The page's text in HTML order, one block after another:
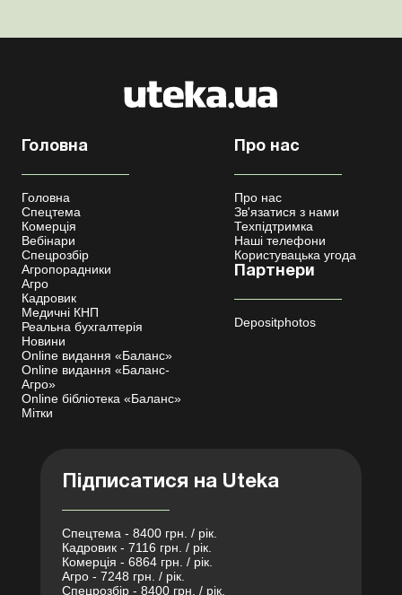
Головна
Головна
Спецтема
Комерція
Вебінари
Спецрозбір
Агропорадники
Агро
Кадровик
Медичні КНП
Реальна бухгалтерія
Новини
Online видання «Баланс»
Online видання «Баланс-
Агро»
Online бібліотека «Баланс»
Мітки
Про нас
Про нас
Зв'язатися з нами
Техпідтримка
Наші телефони
Користувацька угода
Партнери
Depositphotos
Підписатися на Uteka
Спецтема - 8400 грн. / рік.
Кадровик - 7116 грн. / рік.
Комерція - 6864 грн. / рік.
Агро - 7248 грн. / рік.
Спецрозбір - 8400 грн. / рік.